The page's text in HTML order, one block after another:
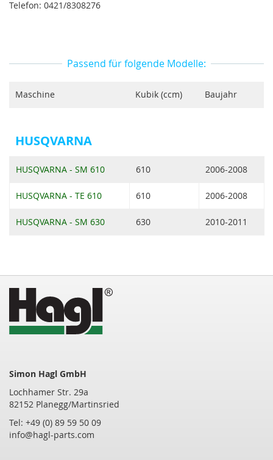
Telefon: 0421/8308276
Passend für folgende Modelle:
Maschine Kubik (ccm) Baujahr
HUSQVARNA
HUSQVARNA - SM 610 610 2006-2008
HUSQVARNA - TE 610 610 2006-2008
HUSQVARNA - SM 630 630 2010-2011
Simon Hagl GmbH
Lochhamer Str. 29a
82152 Planegg/Martinsried
Tel: +49 (0) 89 59 50 09
info@hagl-parts.com